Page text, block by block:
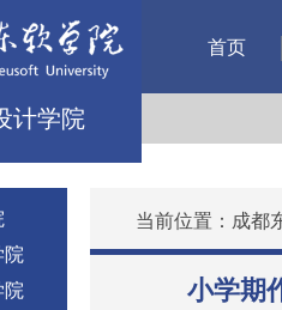
计学院
首页
院
院
当前位置： 成都
小学期